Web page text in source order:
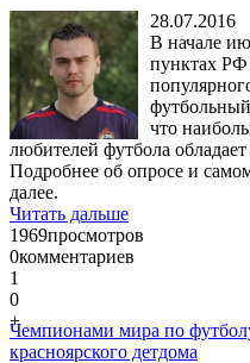
28.07.2016
В начале
пунктах РФ
что
любителей футбола
Подробнее об опросе и
далее.
Читать дальше
1969просмотров
0комментариев
1
0
+
Чемпионами мира по
красноярского детдома